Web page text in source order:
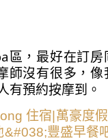
區，最好在訂
師沒有很多，
有預約按摩到。